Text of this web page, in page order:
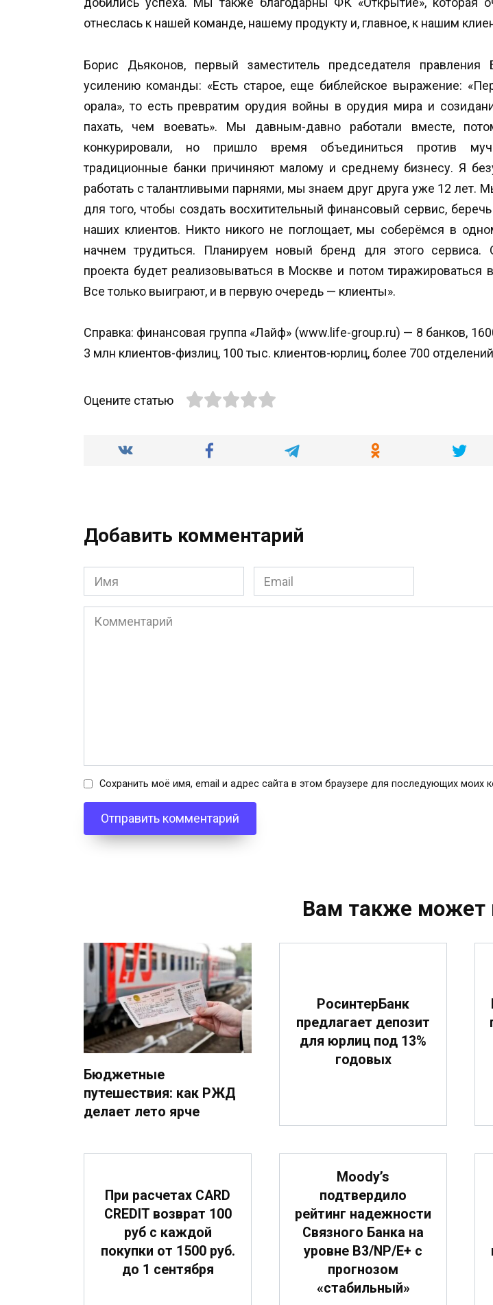
отнеслась к нашей команде, нашему продукту и, главное, к нашим
Борис Дьяконов, первый заместитель председателя правления
усилению команды: «Есть старое, еще библейское выражение:
орала», то есть превратим орудия войны в орудия мира и
пахать, чем воевать». Мы давным-давно работали вместе,
конкурировали, но пришло время объединиться против
традиционные банки причиняют малому и среднему бизнесу. Я
работать с талантливыми парнями, мы знаем друг друга уже 12 лет.
для того, чтобы создать восхитительный финансовый сервис,
наших клиентов. Никто никого не поглощает, мы соберёмся в
начнем трудиться. Планируем новый бренд для этого сервиса.
проекта будет реализовываться в Москве и потом тиражироваться
Все только выиграют, и в первую очередь — клиенты».
Справка: финансовая группа «Лайф» (www.life-group.ru) — 8 банков,
3 млн клиентов-физлиц, 100 тыс. клиентов-юрлиц, более 700
Оцените статью
Добавить комментарий
Имя
*
Email
*
Комментарий
Сохранить моё имя, email и адрес сайта в этом браузере для последующих моих
Вам также может
Бюджетные
путешествия: как РЖД
делает лето ярче
РосинтерБанк
предлагает депозит
для юрлиц под 13%
годовых
При расчетах CARD
CREDIT возврат 100
руб с каждой
покупки от 1500 руб.
до 1 сентября
Moody’s
подтвердило
рейтинг надежности
Связного Банка на
уровне B3/NP/E+ с
прогнозом
«стабильный»